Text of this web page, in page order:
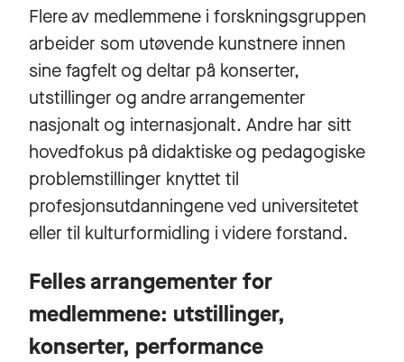
Flere av medlemmene i forskningsgruppen
arbeider som utøvende kunstnere innen
sine fagfelt og deltar på konserter,
utstillinger og andre arrangementer
nasjonalt og internasjonalt. Andre har sitt
hovedfokus på didaktiske og pedagogiske
problemstillinger knyttet til
profesjonsutdanningene ved universitetet
eller til kulturformidling i videre forstand.
Felles arrangementer for
medlemmene: utstillinger,
konserter, performance